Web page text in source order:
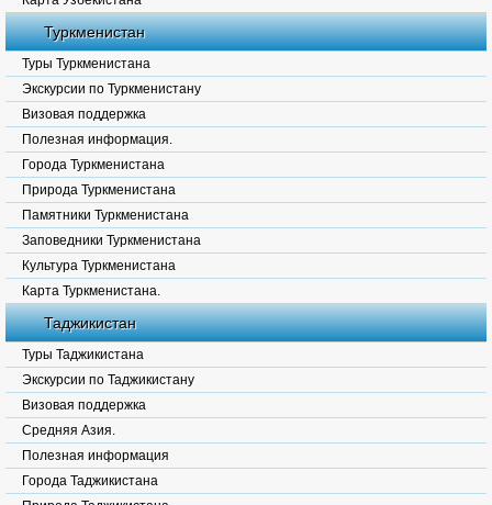
Туркменистан
Туры Туркменистана
Экскурсии по Туркменистану
Визовая поддержка
Полезная информация.
Города Туркменистана
Природа Туркменистана
Памятники Туркменистана
Заповедники Туркменистана
Культура Туркменистана
Карта Туркменистана.
Таджикистан
Туры Таджикистана
Экскурсии по Таджикистану
Визовая поддержка
Средняя Азия.
Полезная информация
Города Таджикистана